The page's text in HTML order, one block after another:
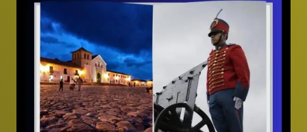
TURISMO
EN
BARRANQUILLA